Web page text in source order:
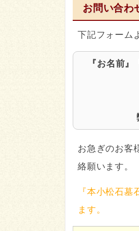
お問い合わ
下記フォーム
『お名前
お急ぎのお客
絡願います。
『本小松石
ます。